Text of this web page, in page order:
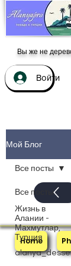
Вы же не
Войти
Мой Блог
Все посты
Жизнь в
Алании -
Махмутлар,
Турция
Все посты
Home